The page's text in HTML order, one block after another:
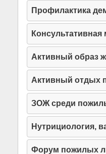
Профилактика
Активный образ
Активный отдых
ЗОЖ среди
Нутрициология,
Форум пожилых